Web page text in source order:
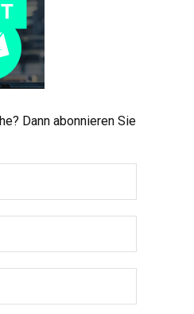
Dann abonnieren Sie